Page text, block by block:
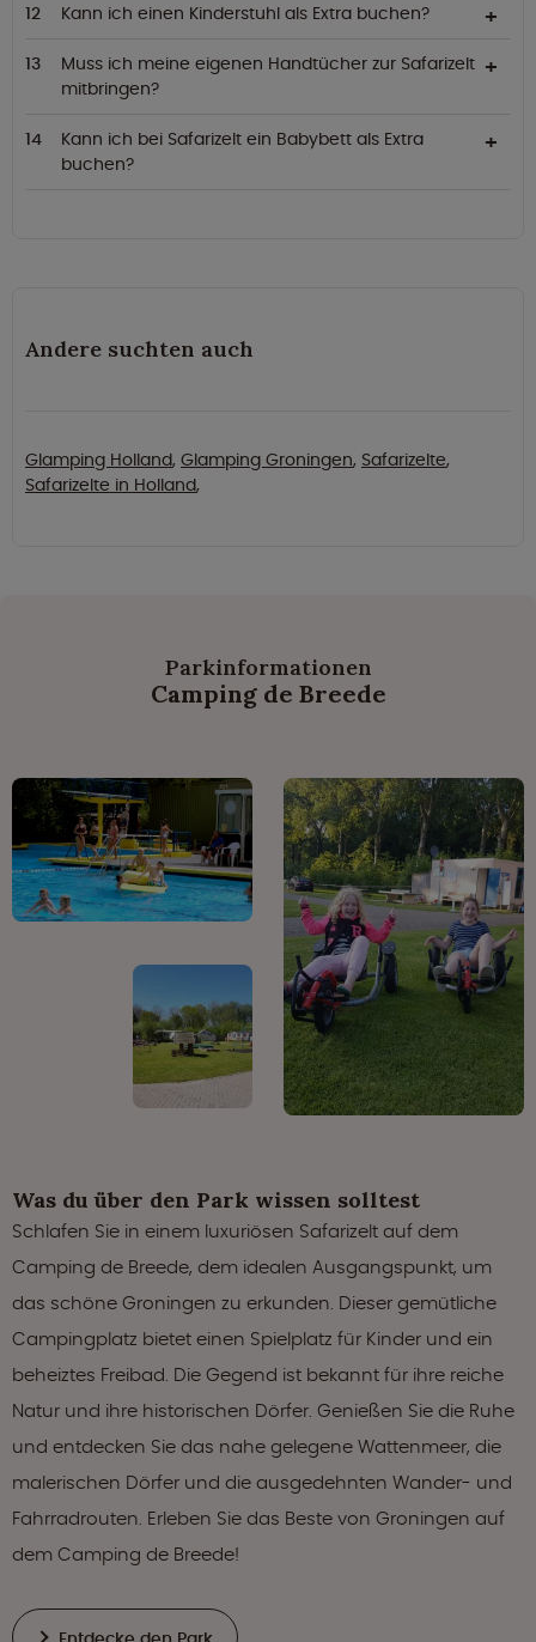
Kann ich einen Kinderstuhl als Extra buchen?
Muss ich meine eigenen Handtücher zur Safarizelt
mitbringen?
Kann ich bei Safarizelt ein Babybett als Extra
buchen?
Andere suchten auch
Glamping Holland, Glamping Groningen, Safarizelte,
Safarizelte in Holland,
Parkinformationen
Camping de Breede
Was du über den Park wissen solltest
Schlafen Sie in einem luxuriösen Safarizelt auf dem
Camping de Breede, dem idealen Ausgangspunkt, um
das schöne Groningen zu erkunden. Dieser gemütliche
Campingplatz bietet einen Spielplatz für Kinder und ein
beheiztes Freibad. Die Gegend ist bekannt für ihre reiche
Natur und ihre historischen Dörfer. Genießen Sie die Ruhe
und entdecken Sie das nahe gelegene Wattenmeer, die
malerischen Dörfer und die ausgedehnten Wander- und
Fahrradrouten. Erleben Sie das Beste von Groningen auf
dem Camping de Breede!